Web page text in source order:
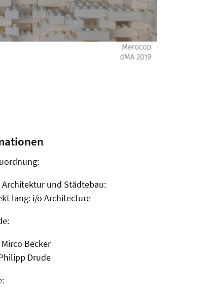
Architektur und Städtebau:
lang: i/o Architecture
Mirco Becker
Drude